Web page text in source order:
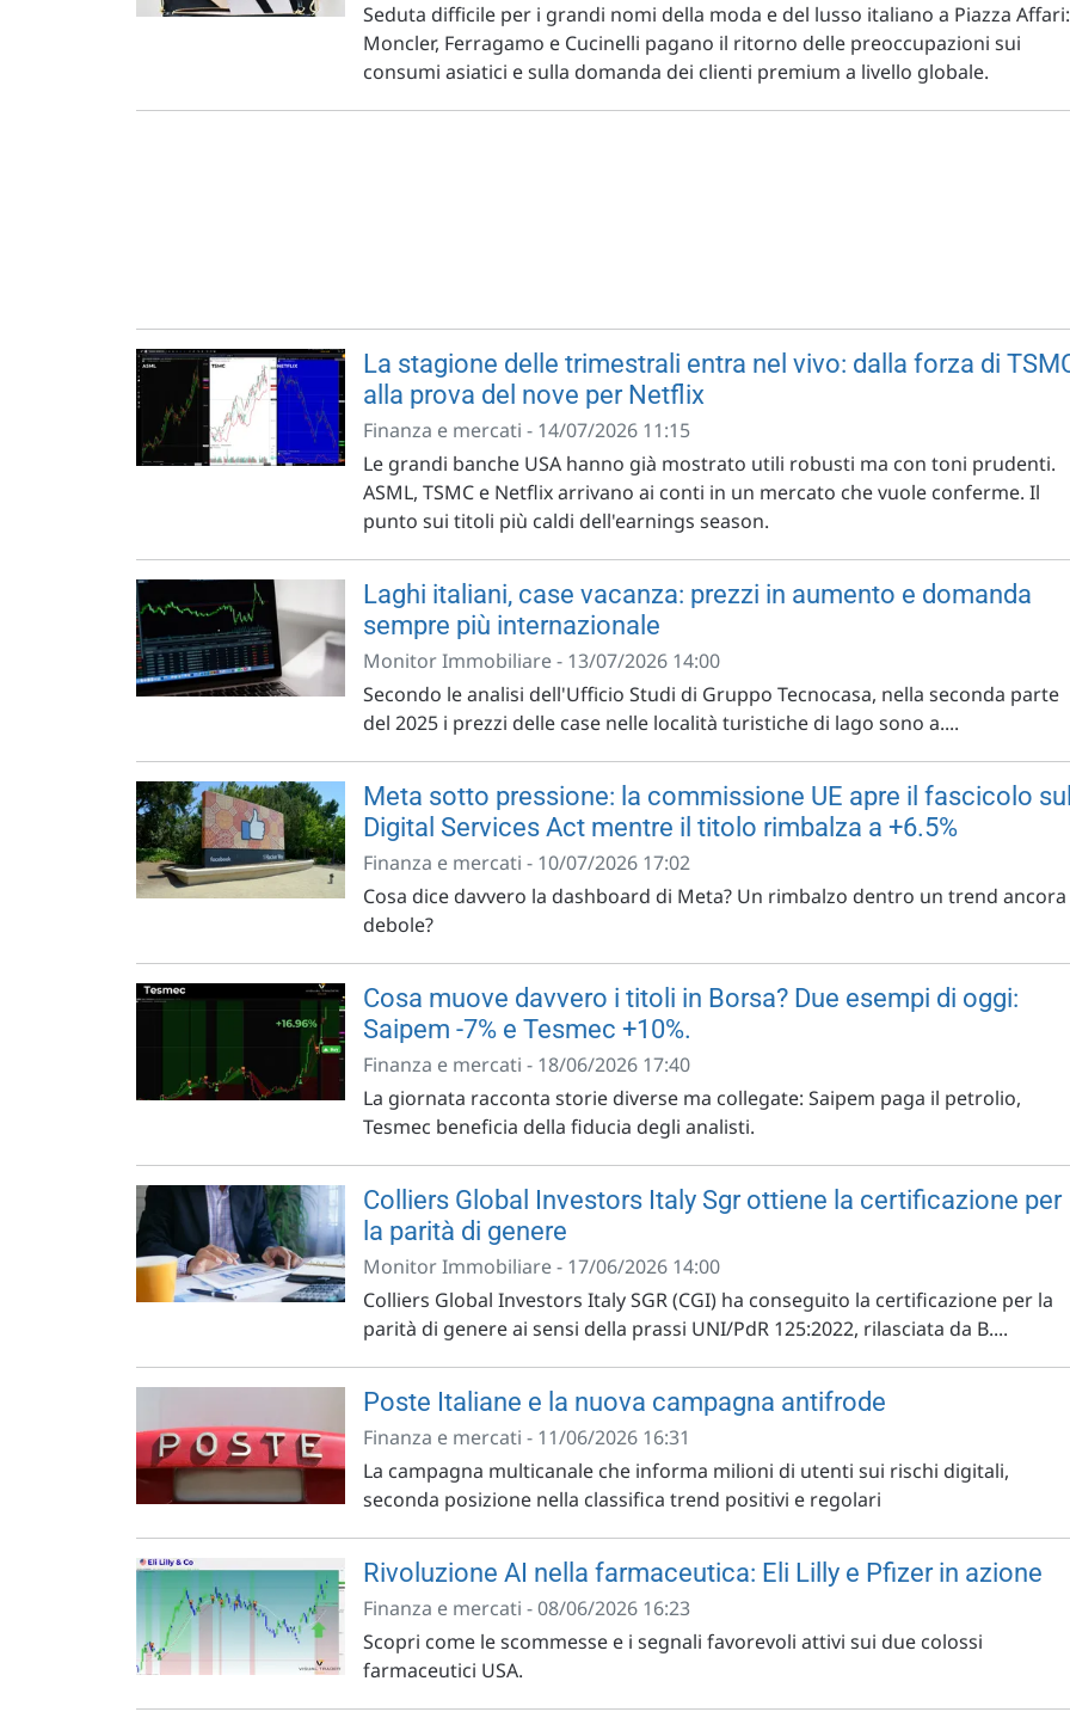
Seduta difficile per i grandi nomi della moda e del lusso italiano a Piazza Affari:
Moncler, Ferragamo e Cucinelli pagano il ritorno delle preoccupazioni sui
consumi asiatici e sulla domanda dei clienti premium a livello globale.
La stagione delle trimestrali entra nel vivo: dalla forza di
alla prova del nove per Netflix
Finanza e mercati - 14/07/2026 11:15
Le grandi banche USA hanno già mostrato utili robusti ma con toni prudenti.
ASML, TSMC e Netflix arrivano ai conti in un mercato che vuole conferme. Il
punto sui titoli più caldi dell'earnings season.
Laghi italiani, case vacanza: prezzi in aumento e domanda
sempre più internazionale
Monitor Immobiliare - 13/07/2026 14:00
Secondo le analisi dell'Ufficio Studi di Gruppo Tecnocasa, nella seconda parte
del 2025 i prezzi delle case nelle località turistiche di lago sono a....
Meta sotto pressione: la commissione UE apre il fascicolo
Digital Services Act mentre il titolo rimbalza a +6.5%
Finanza e mercati - 10/07/2026 17:02
Cosa dice davvero la dashboard di Meta? Un rimbalzo dentro un trend ancora
debole?
Cosa muove davvero i titoli in Borsa? Due esempi di oggi:
Saipem -7% e Tesmec +10%.
Finanza e mercati - 18/06/2026 17:40
La giornata racconta storie diverse ma collegate: Saipem paga il petrolio,
Tesmec beneficia della fiducia degli analisti.
Colliers Global Investors Italy Sgr ottiene la certificazione per
la parità di genere
Monitor Immobiliare - 17/06/2026 14:00
Colliers Global Investors Italy SGR (CGI) ha conseguito la certificazione per la
parità di genere ai sensi della prassi UNI/PdR 125:2022, rilasciata da B....
Poste Italiane e la nuova campagna antifrode
Finanza e mercati - 11/06/2026 16:31
La campagna multicanale che informa milioni di utenti sui rischi digitali,
seconda posizione nella classifica trend positivi e regolari
Rivoluzione AI nella farmaceutica: Eli Lilly e Pfizer in azione
Finanza e mercati - 08/06/2026 16:23
Scopri come le scommesse e i segnali favorevoli attivi sui due colossi
farmaceutici USA.